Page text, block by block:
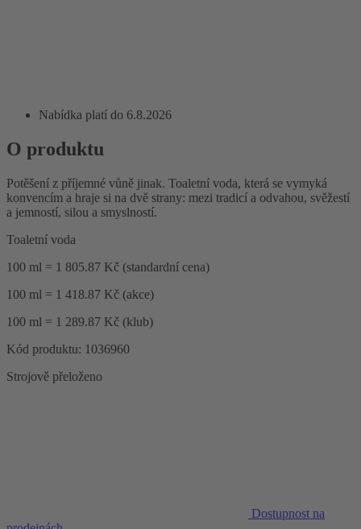
Nabídka platí do 6.8.2026
O produktu
Potěšení z příjemné vůně jinak. Toaletní voda, která se vymyká
konvencím a hraje si na dvě strany: mezi tradicí a odvahou, svěžestí
a jemností, silou a smyslností.
Toaletní voda
100 ml = 1 805.87 Kč (standardní cena)
100 ml = 1 418.87 Kč (akce)
100 ml = 1 289.87 Kč (klub)
Kód produktu: 1036960
Strojově přeloženo
Dostupnost na